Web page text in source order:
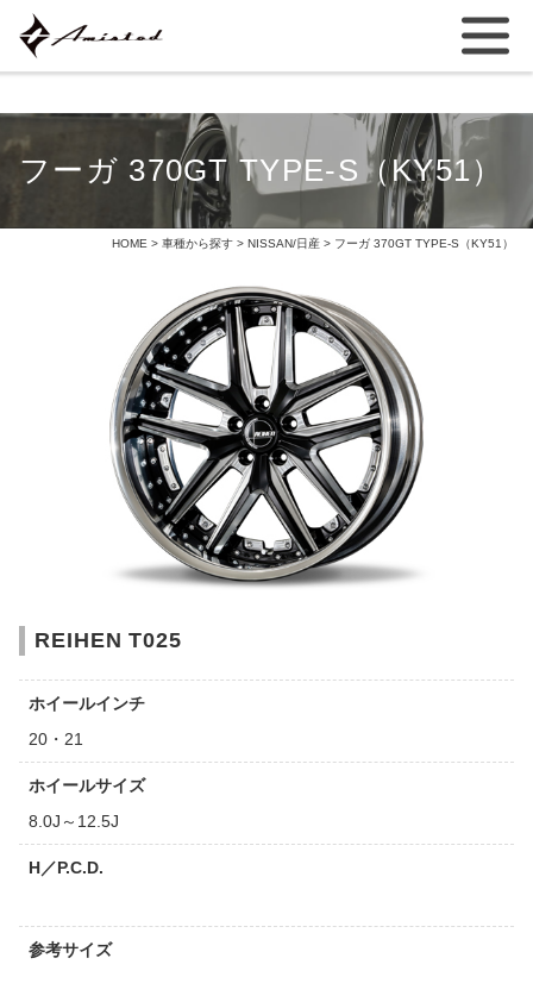
フーガ 370GT TYPE-S（KY51）
HOME > 車種から探す > NISSAN/日産 > フーガ 370GT TYPE-S（KY51）
REIHEN T025
ホイールインチ
20・21
ホイールサイズ
8.0J～12.5J
H／P.C.D.
参考サイズ